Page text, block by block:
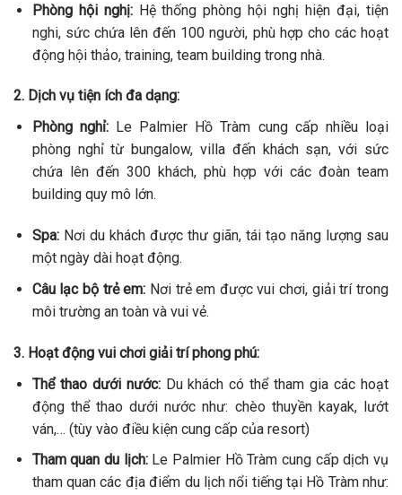
Phòng hội nghị:Hệ thống phòng hội nghị hiện đại, tiện
nghi, sức chứa lên đến 100 người, phù hợp cho các hoạt
động hội thảo, training, team building trong nhà.
2. Dịch vụ tiện ích đa dạng:
Phòng nghỉ:Le Palmier Hồ Tràm cung cấp nhiều loại
phòng nghỉ từ bungalow, villa đến khách sạn, với sức
chứa lên đến 300 khách, phù hợp với các đoàn team
building quy mô lớn.
Spa:Nơi du khách được thư giãn, tái tạo năng lượng sau
một ngày dài hoạt động.
Câu lạc bộ trẻ em: Nơi trẻ em được vui chơi, giải trí trong
môi trường an toàn và vui vẻ.
3. Hoạt động vui chơi giải trí phong phú:
Thể thao dưới nước:Du khách có thể tham gia các hoạt
động thể thao dưới nước như: chèo thuyền kayak, lướt
ván,… (tùy vào điều kiện cung cấp của resort)
Tham quan du lịch:Le Palmier Hồ Tràm cung cấp dịch vụ
tham quan các địa điểm du lịch nổi tiếng tại Hồ Tràm như: